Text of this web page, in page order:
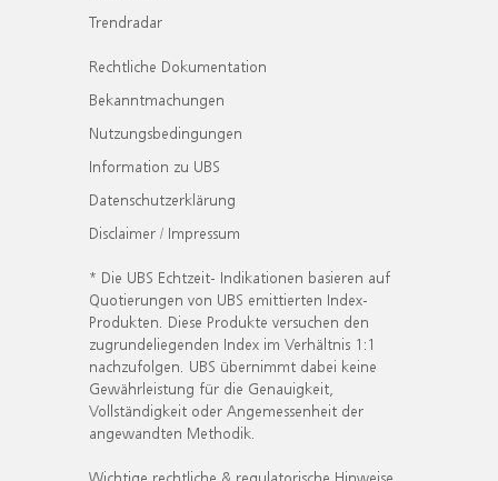
Trendradar
Rechtliche Dokumentation
Bekanntmachungen
Nutzungsbedingungen
Information zu UBS
Datenschutzerklärung
Disclaimer / Impressum
* Die UBS Echtzeit- Indikationen basieren auf
Quotierungen von UBS emittierten Index-
Produkten. Diese Produkte versuchen den
zugrundeliegenden Index im Verhältnis 1:1
nachzufolgen. UBS übernimmt dabei keine
Gewährleistung für die Genauigkeit,
Vollständigkeit oder Angemessenheit der
angewandten Methodik.